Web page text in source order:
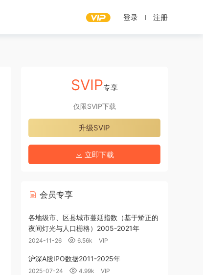
登录 注册
SVIP专享
仅限SVIP下载
升级SVIP
立即下载
会员专享
各地级市、区县城市蔓延指数（基于矫正的
夜间灯光与人口栅格）2005-2021年
2024-11-26 6.56k VIP
沪深A股IPO数据2011-2025年
2025-07-24 4.99k VIP